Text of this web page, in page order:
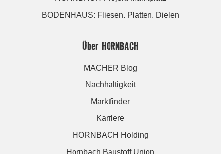
BODENHAUS: Fliesen. Platten. Dielen
Über HORNBACH
MACHER Blog
Nachhaltigkeit
Marktfinder
Karriere
HORNBACH Holding
Hornbach Baustoff Union